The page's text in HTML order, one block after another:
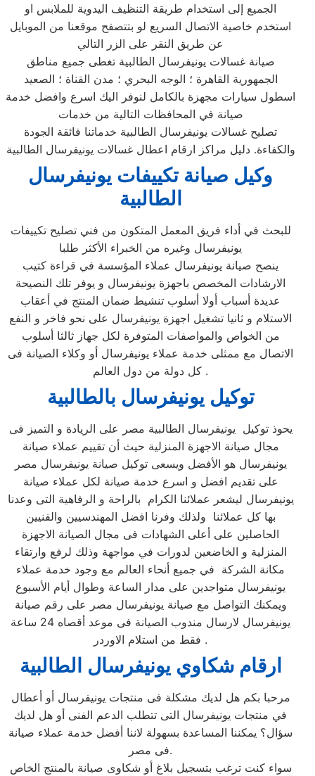
الجميع إلى استخدام طريقة التنظيف اليدوية للملابس او
استخدم خاصية الاتصال السريع لو بتتصفح موقعنا من الموبايل
عن طريق النقر على الزر التالي
صيانة غسالات يونيفرسال الطالبية تغطى جميع مناطق
الجمهورية القاهرة ؛ الوجه البحري ؛ مدن القناة ؛ الصعيد
اسطول سيارات مجهزة بالكامل لنوفر اليك اسرع وافضل خدمة
صيانة في المحافظات التالية من خدمات
تصليح غسالات يونيفرسال الطالبية خدماتنا فائقة الجودة
والكفاءة. دليل مراكز ارقام اعطال غسالات يونيفرسال الطالبية
وكيل صيانة تكييفات يونيفرسال
الطالبية
للبحث في أداء فريق المعمل المتكون من فني تصليح تكييفات
يونيفرسال وغيره من الخبراء الأكثر طلبا
ينصح صيانة يونيفرسال عملاء المؤسسة في قراءة كتيب
الارشادات المخصص باجهزة يونيفرسال و يوفر تلك النصيحة
عديدة أسباب أولا أسلوب تنشيط ضمان المنتج في أعقاب
الاستلام و ثانيا تشغيل اجهزة يونيفرسال على نحو فاخر و النفع
من الخواص والمواصفات المتوفرة لكل جهاز ثالثا أسلوب
الاتصال مع ممثلى خدمة عملاء يونيفرسال أو وكلاء الصيانة فى
كل دولة من دول العالم .
توكيل يونيفرسال بالطالبية
يحوذ توكيل يونيفرسال الطالبية مصر على الريادة و التميز فى
مجال صيانة الاجهزة المنزلية حيث أن تقييم عملاء صيانة
يونيفرسال هو الأفضل ويسعى توكيل صيانة يونيفرسال مصر
على تقديم افضل و اسرع خدمة صيانة لكل عملاء صيانة
يونيفرسال ليشعر عملائنا الكرام بالراحة و الرفاهية التى وعدنا
بها كل عملائنا ولذلك وفرنا افضل المهندسيين والفنيين
الحاصلين على أعلى الشهادات فى مجال الصيانة الاجهزة
المنزلية و الخاضعين لدورات في مواجهة وذلك لرفع وارتقاء
مكانة الشركة في جميع أنحاء العالم مع وجود خدمة عملاء
يونيفرسال متواجدين على مدار الساعة وطوال أيام الأسبوع
ويمكنك التواصل مع صيانة يونيفرسال مصر على رقم صيانة
يونيفرسال لارسال مندوب الصيانة فى موعد أقصاه 24 ساعة
فقط من استلام الاوردر .
ارقام شكاوي يونيفرسال الطالبية
مرحبا بكم هل لديك مشكلة فى منتجات يونيفرسال أو أعطال
في منتجات يونيفرسال التى تتطلب الدعم الفنى أو هل لديك
سؤال؟ يمكننا المساعدة بسهولة لاننا أفضل خدمة عملاء صيانة
فى مصر.
سواء كنت ترغب بتسجيل بلاغ أو شكاوى صيانة بالمنتج الخاص